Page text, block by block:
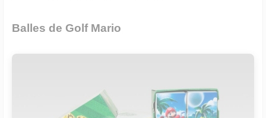
Balles de Golf Mario